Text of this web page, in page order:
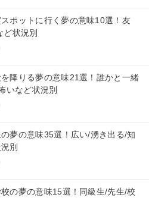
スポットに行く夢の意味10選！友
ど状況別
を降りる夢の意味21選！誰かと一緒
いなど状況別
の夢の意味35選！広い/湧き出る/知
別
校の夢の意味15選！同級生/先生/校